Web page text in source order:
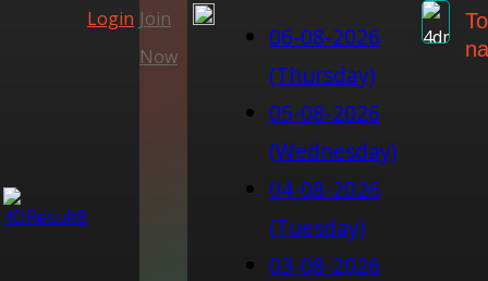
Login Join
Now
06-08-2026
(Thursday)
05-08-2026
(Wednesday)
04-08-2026
(Tuesday)
03-08-2026